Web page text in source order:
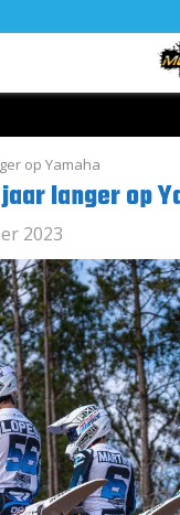
op Yamaha
langer op
2023